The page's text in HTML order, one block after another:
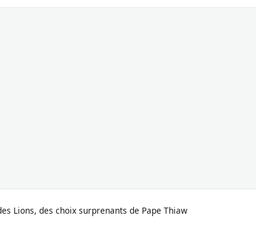
Lions, des choix surprenants de Pape Thiaw